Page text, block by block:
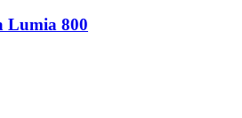
Lumia 800